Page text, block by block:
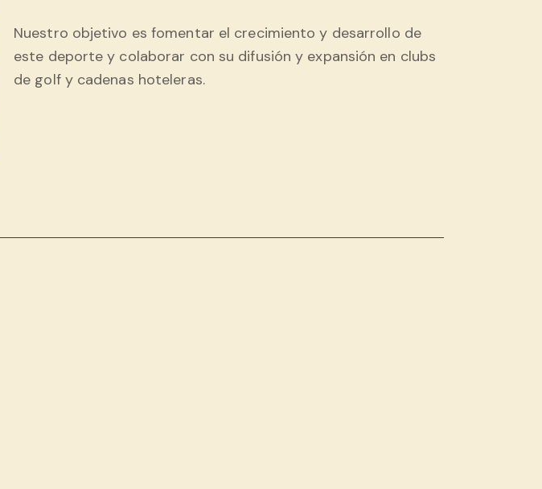
Nuestro objetivo es fomentar el crecimiento y desarrollo de
este deporte y colaborar con su difusión y expansión en clubs
de golf y cadenas hoteleras.